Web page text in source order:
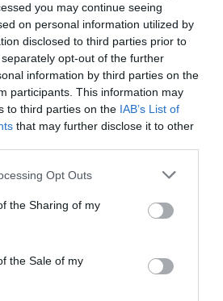
you may continue seeing
on personal information utilized by
disclosed to third parties prior to
opt-out of the further
information by third parties on the
participants. This information may
to third parties on the IAB’s List of
that may further disclose it to other
app uses one or more Google
usage behaviour. You may click to
Google and its third-party tags to
specified purposes in below Google
Opt Outs
the Sharing of my
the Sale of my
számára
melyre általában negatív
– de lehet, hogy
válhat?
az agyunk, ha
unatkozni